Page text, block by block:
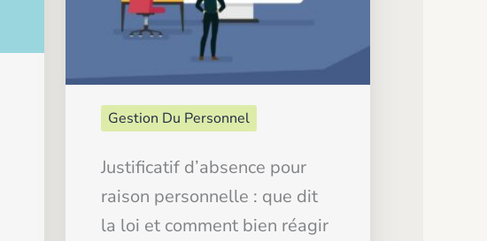
Gestion Du Personnel
Justificatif d’absence pour
raison personnelle : que dit
la loi et comment bien réagir